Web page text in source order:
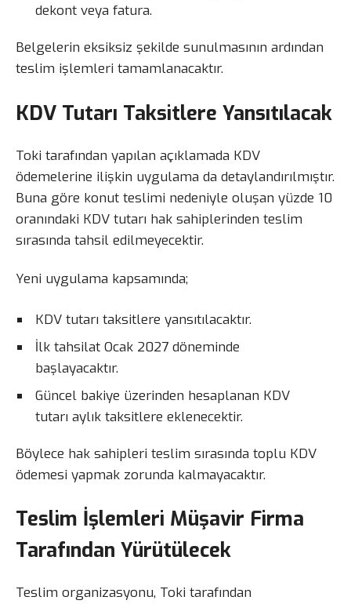
dekont veya fatura.
Belgelerin eksiksiz şekilde sunulmasının ardından
teslim işlemleri tamamlanacaktır.
KDV Tutarı Taksitlere Yansıtılacak
Toki tarafından yapılan açıklamada KDV
ödemelerine ilişkin uygulama da detaylandırılmıştır.
Buna göre konut teslimi nedeniyle oluşan yüzde 10
oranındaki KDV tutarı hak sahiplerinden teslim
sırasında tahsil edilmeyecektir.
Yeni uygulama kapsamında;
KDV tutarı taksitlere yansıtılacaktır.
İlk tahsilat Ocak 2027 döneminde
başlayacaktır.
Güncel bakiye üzerinden hesaplanan KDV
tutarı aylık taksitlere eklenecektir.
Böylece hak sahipleri teslim sırasında toplu KDV
ödemesi yapmak zorunda kalmayacaktır.
Teslim İşlemleri Müşavir Firma
Tarafından Yürütülecek
Teslim organizasyonu, Toki tarafından